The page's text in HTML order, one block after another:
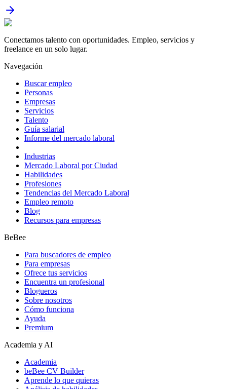
Conectamos talento con oportunidades. Empleo, servicios y
freelance en un solo lugar.
Navegación
Buscar empleo
Personas
Empresas
Servicios
Talento
Guía salarial
Informe del mercado laboral
Industrias
Mercado Laboral por Ciudad
Habilidades
Profesiones
Tendencias del Mercado Laboral
Empleo remoto
Blog
Recursos para empresas
BeBee
Para buscadores de empleo
Para empresas
Ofrece tus servicios
Encuentra un profesional
Blogueros
Sobre nosotros
Cómo funciona
Ayuda
Premium
Academia y AI
Academia
beBee CV Builder
Aprende lo que quieras